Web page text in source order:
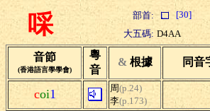
啋 部首: [30]
大五碼: D4AA
音節
(香港語言學學會)
粵
音
& 根據 同音
coi1 周(p.24)
李(p.173)